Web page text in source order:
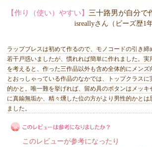
【作り（使い）やすい】 三十路男が自分で
isreallyさん（ビーズ歴
ラップブレスは初めて作るので、モノコードの引き締
若干戸惑いましたが、慣れれば簡単に作れました。実
を考えると、作った三作品以外も含め全体的にメンズ
とおっしゃっている作品のなかでは、トップクラスに
的かと。唯一難を挙げれば、留め具のボタンはメッキ
に真鍮無垢か、精々燻した位の方がより男性的かとは
ました。
このレビューが参考になったり